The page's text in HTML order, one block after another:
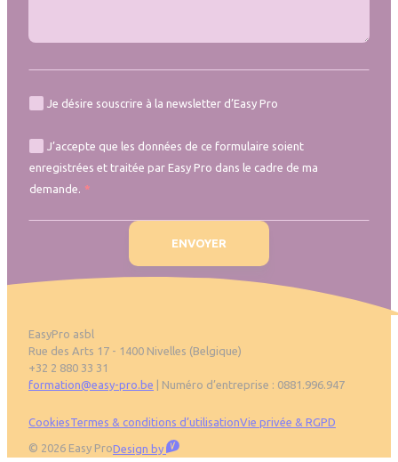
Je désire souscrire à la newsletter d’Easy Pro
J’accepte que les données de ce formulaire soient
enregistrées et traitée par Easy Pro dans le cadre de ma
demande.
EasyPro asbl
Rue des Arts 17 - 1400 Nivelles (Belgique)
+32 2 880 33 31
formation@easy-pro.be | Numéro d’entreprise : 0881.996.947
Pied de page
CookiesTermes & conditions d’utilisationVie privée & RGPD
© 2026 Easy ProDesign by Visible